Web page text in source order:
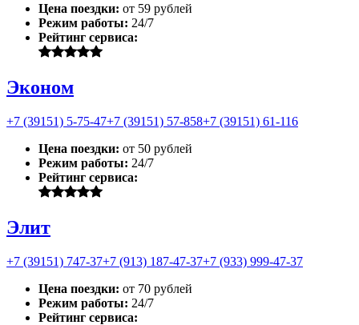
Цена поездки: от 59 рублей
Режим работы: 24/7
Рейтинг сервиса:
Эконом
+7 (39151) 5-75-47+7 (39151) 57-858+7 (39151) 61-116
Цена поездки: от 50 рублей
Режим работы: 24/7
Рейтинг сервиса:
Элит
+7 (39151) 747-37+7 (913) 187-47-37+7 (933) 999-47-37
Цена поездки: от 70 рублей
Режим работы: 24/7
Рейтинг сервиса: